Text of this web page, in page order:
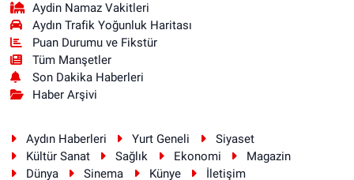
Aydin Namaz Vakitleri
Aydın Trafik Yoğunluk Haritası
Puan Durumu ve Fikstür
Tüm Manşetler
Son Dakika Haberleri
Haber Arşivi
Aydın Haberleri Yurt Geneli
Siyaset
Kültür Sanat
Sağlık Ekonomi
Magazin
Dünya
Sinema Künye İletişim